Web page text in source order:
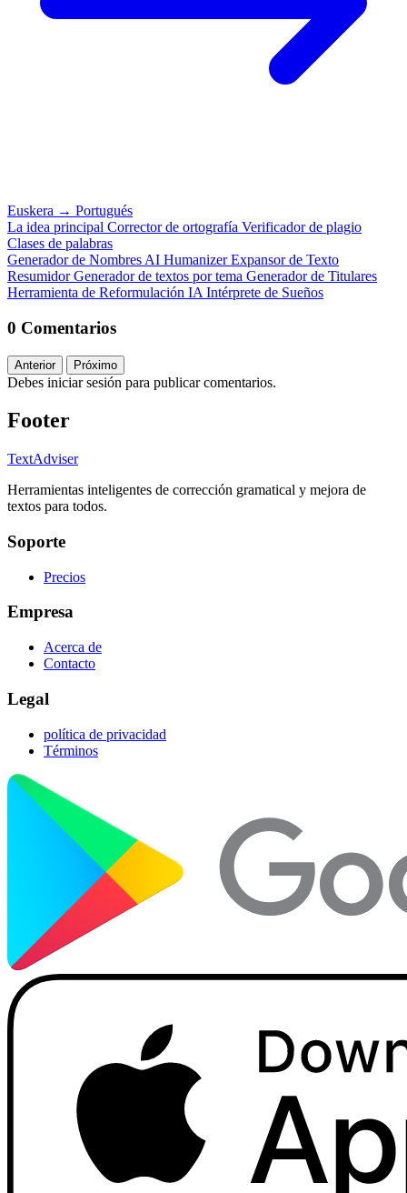
Euskera → Portugués
La idea principal Corrector de ortografía Verificador de plagio
Clases de palabras
Generador de Nombres AI HumanizerExpansor de Texto
ResumidorGenerador de textos por tema Generador de Titulares
Herramienta de Reformulación IA Intérprete de Sueños
0 Comentarios
Anterior Próximo
Debes iniciar sesión para publicar comentarios.
Footer
TextAdviser
Herramientas inteligentes de corrección gramatical y mejora de
textos para todos.
Soporte
Precios
Empresa
Acerca de
Contacto
Legal
política de privacidad
Términos